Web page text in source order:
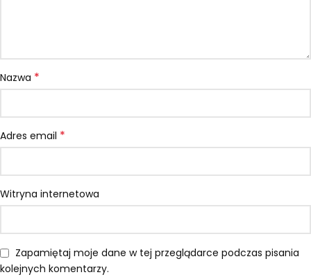
Nazwa *
Adres email *
Witryna internetowa
Zapamiętaj moje dane w tej przeglądarce podczas pisania
kolejnych komentarzy.